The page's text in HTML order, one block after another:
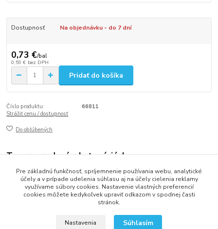
Dostupnosť Na objednávku - do 7 dní
0,73 €/bal
0,59 € bez DPH
Pridať do košíka
Číslo produktu:
66811
Strážiť cenu / dostupnosť
Do obľúbených
Tovar zaradený v kategóriách
Párty dekorácie
2013 - 2025 LOVITECH, s.r.o. - Už 12 rokov s Vami...
Pre základnú funkčnosť, spríjemnenie používania webu, analytické
účely a v prípade udelenia súhlasu aj na účely cielenia reklamy
využívame súbory cookies. Nastavenie vlastných preferencií
cookies môžete kedykoľvek upraviť odkazom v spodnej časti
stránok.
Nastavenia Súhlasím